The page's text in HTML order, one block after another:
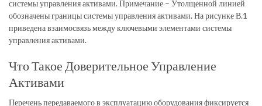
системы управления активами. Примечание – Утолщенной линией
обозначены границы системы управления активами. На рисунке В.1
приведена взаимосвязь между ключевыми элементами системы
управления активами.
Что Такое Доверительное Управление
Активами
Перечень передаваемого в эксплуатацию оборудования фиксируется